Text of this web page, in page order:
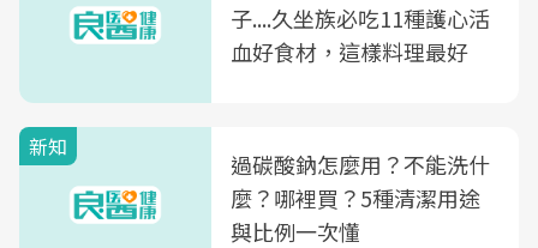
子....久坐族必吃11種護心活
血好食材，這樣料理最好
新知
過碳酸鈉怎麼用？不能洗什
麼？哪裡買？5種清潔用途
與比例一次懂